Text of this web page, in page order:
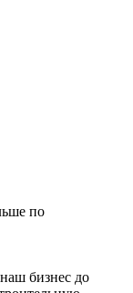
по
бизнес до